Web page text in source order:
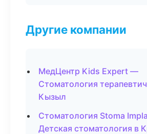
Другие компании
МедЦентр Kids Expert —
Стоматология
Кызыл
Стоматология Stoma
Детская стоматология в